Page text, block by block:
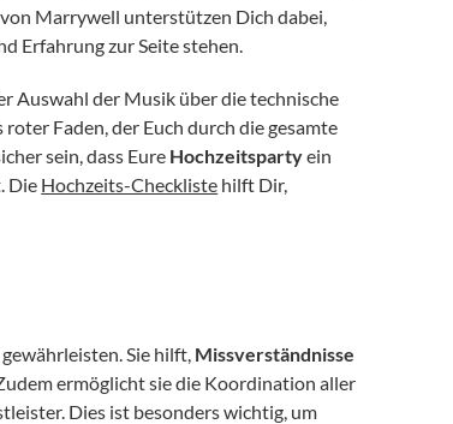
Marrywell unterstützen Dich dabei,
Erfahrung zur Seite stehen.
Auswahl der Musik über die technische
Faden, der Euch durch die gesamte
sein, dass Eure Hochzeitsparty ein
Die Hochzeits-Checkliste hilft Dir,
Sie hilft, Missverständnisse
ermöglicht sie die Koordination aller
Dies ist besonders wichtig, um